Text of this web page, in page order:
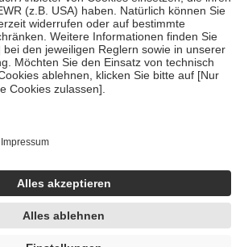
Vorsorge und Früherkennung, die von der
dass es sich um echte Bewertungen
hc/de/articles/4419944605341
wurden unter Zuhilfenahme künstlicher